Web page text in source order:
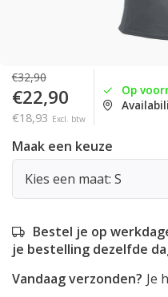
€32,90
€22,90
€18,93 Excl. btw
Op
Maak een keuze
Kies een maat: S
Bestel je op
je bestelling dezelfde
Vandaag verzonden? Je